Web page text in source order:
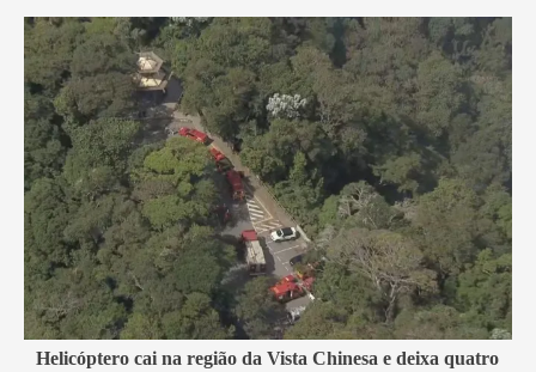
2 min read
Helicóptero cai na região da Vista Chinesa e deixa quatro